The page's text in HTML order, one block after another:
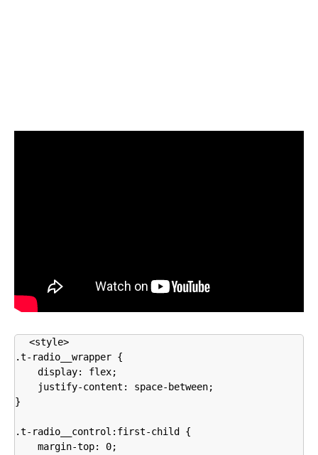
<style>
.t-radio__wrapper {
    display: flex;
    justify-content: space-between;
}
.t-radio__control:first-child {
    margin-top: 0;